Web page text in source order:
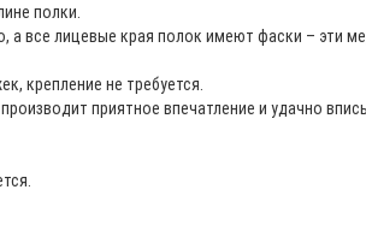
полки.
все лицевые края полок имеют фаски – эти
крепление не требуется.
приятное впечатление и удачно